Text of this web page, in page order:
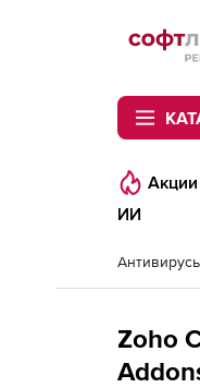
Softline
Акции
ИИ
Zoho